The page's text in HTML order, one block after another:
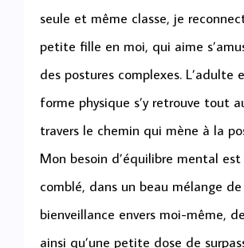
seule et même classe, je
petite fille en moi, qui aime
des postures complexes. L’adulte
forme physique s’y retrouve tout
travers le chemin qui mène à la
Mon besoin d’équilibre mental
comblé, dans un beau mélange de
bienveillance envers moi-même,
ainsi qu’une petite dose de